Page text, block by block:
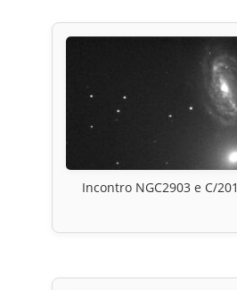
Incontro NGC2903 e C/